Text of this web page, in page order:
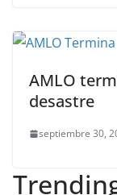
AMLO
desastre
septiembre 30,